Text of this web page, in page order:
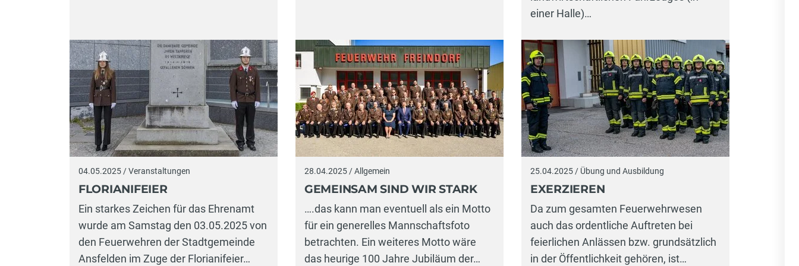
einer Halle)…
04.05.2025 / Veranstaltungen
FLORIANIFEIER
Ein starkes Zeichen für das Ehrenamt
wurde am Samstag den 03.05.2025 von
den Feuerwehren der Stadtgemeinde
Ansfelden im Zuge der Florianifeier…
28.04.2025 / Allgemein
GEMEINSAM SIND WIR STARK
….das kann man eventuell als ein Motto
für ein generelles Mannschaftsfoto
betrachten. Ein weiteres Motto wäre
das heurige 100 Jahre Jubiläum der…
25.04.2025 / Übung und Ausbildung
EXERZIEREN
Da zum gesamten Feuerwehrwesen
auch das ordentliche Auftreten bei
feierlichen Anlässen bzw. grundsätzlich
in der Öffentlichkeit gehören, ist…